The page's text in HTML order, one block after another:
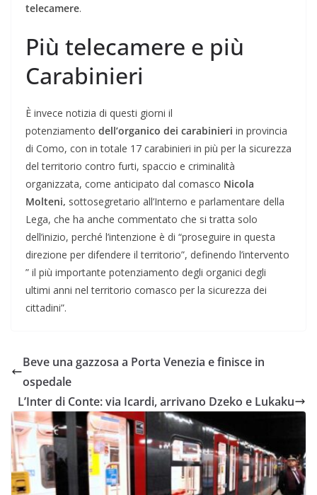
telecamere.
Più telecamere e più
Carabinieri
È invece notizia di questi giorni il
potenziamento dell’organico dei carabinieri in provincia
di Como, con in totale 17 carabinieri in più per la sicurezza
del territorio contro furti, spaccio e criminalità
organizzata, come anticipato dal comasco Nicola
Molteni, sottosegretario all’Interno e parlamentare della
Lega, che ha anche commentato che si tratta solo
dell’inizio, perché l’intenzione è di “proseguire in questa
direzione per difendere il territorio”, definendo l’intervento
” il più importante potenziamento degli organici degli
ultimi anni nel territorio comasco per la sicurezza dei
cittadini”.
Beve una gazzosa a Porta Venezia e finisce in
ospedale
L’Inter di Conte: via Icardi, arrivano Dzeko e Lukaku